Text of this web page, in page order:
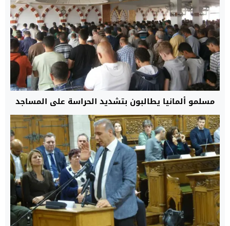
مسلمو ألمانيا يطالبون بتشديد الحراسة على المساجد